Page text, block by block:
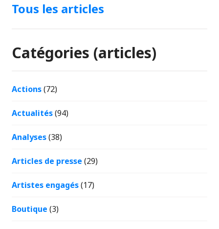
Tous les articles
Catégories (articles)
Actions(72)
Actualités(94)
Analyses(38)
Articles de presse (29)
Artistes engagés(17)
Boutique (3)